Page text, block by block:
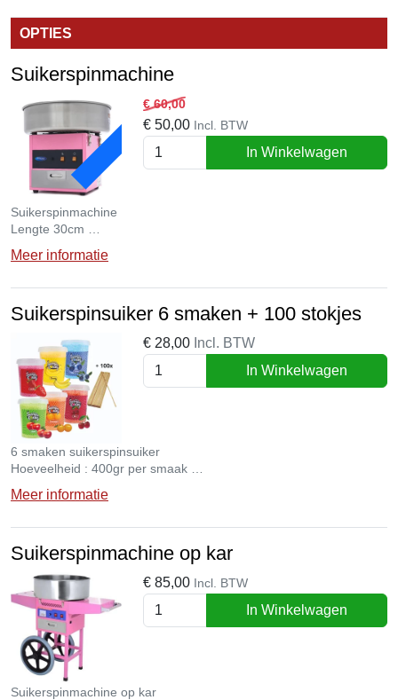
OPTIES
Suikerspinmachine
ACTIE
€ 60,00
€ 50,00 Incl. BTW
In Winkelwagen
Suikerspinmachine
Lengte 30cm
Hoogte 50cm
Meer informatie
Suikerspinsuiker 6 smaken + 100 stokjes
€ 28,00 Incl. BTW
In Winkelwagen
6 smaken suikerspinsuiker
Hoeveelheid : 400gr per smaak
Inclusief 100 stokjes
Meer informatie
Suikerspinmachine op kar
€ 85,00 Incl. BTW
In Winkelwagen
Suikerspinmachine op kar